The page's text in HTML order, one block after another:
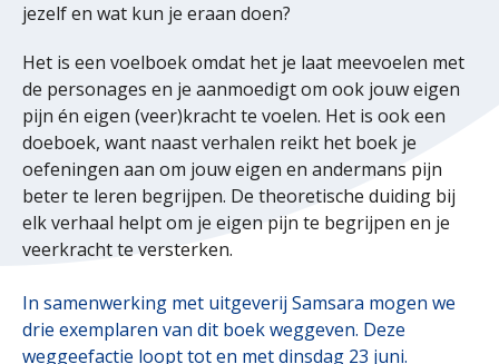
jezelf en wat kun je eraan doen?
Het is een voelboek omdat het je laat meevoelen met
de personages en je aanmoedigt om ook jouw eigen
pijn én eigen (veer)kracht te voelen. Het is ook een
doeboek, want naast verhalen reikt het boek je
oefeningen aan om jouw eigen en andermans pijn
beter te leren begrijpen. De theoretische duiding bij
elk verhaal helpt om je eigen pijn te begrijpen en je
veerkracht te versterken.
In samenwerking met uitgeverij Samsara mogen we
drie exemplaren van dit boek weggeven. Deze
weggeefactie loopt tot en met dinsdag 23 juni.